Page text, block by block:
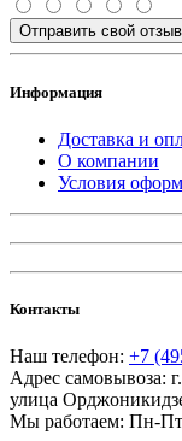
Отправить свой отзыв
Информация
Доставка и
О компании
Условия
Контакты
Наш телефон: +7
Адрес самовывоза:
улица
Мы работаем: Пн-Пт